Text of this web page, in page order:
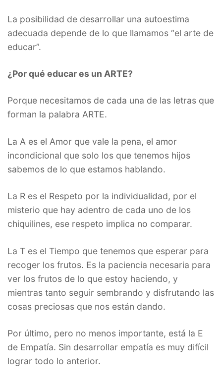
La posibilidad de desarrollar una autoestima
adecuada depende de lo que llamamos “el arte de
educar”.
¿Por qué educar es un ARTE?
Porque necesitamos de cada una de las letras que
forman la palabra ARTE.
La A es el Amor que vale la pena, el amor
incondicional que solo los que tenemos hijos
sabemos de lo que estamos hablando.
La R es el Respeto por la individualidad, por el
misterio que hay adentro de cada uno de los
chiquilines, ese respeto implica no comparar.
La T es el Tiempo que tenemos que esperar para
recoger los frutos. Es la paciencia necesaria para
ver los frutos de lo que estoy haciendo, y
mientras tanto seguir sembrando y disfrutando las
cosas preciosas que nos están dando.
Por último, pero no menos importante, está la E
de Empatía. Sin desarrollar empatía es muy difícil
lograr todo lo anterior.